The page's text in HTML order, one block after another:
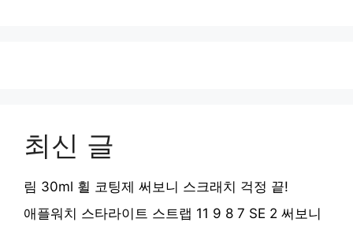
최신 글
림 30ml 휠 코팅제 써보니 스크래치 걱정 끝!
애플워치 스타라이트 스트랩 11 9 8 7 SE 2 써보니